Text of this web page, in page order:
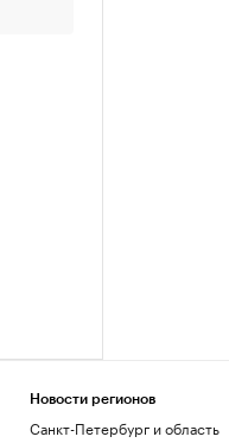
Новости регионов
Санкт-Петербург и область